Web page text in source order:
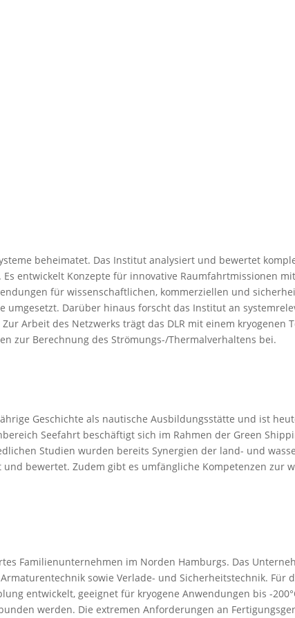
beheimatet. Das Institut analysiert und bewertet
entwickelt Konzepte für innovative Raumfahrtmissionen
für wissenschaftlichen, kommerziellen und
Darüber hinaus forscht das Institut an
Arbeit des Netzwerks trägt das DLR mit einem kryogenen
zur Berechnung des Strömungs-/Thermalverhaltens bei.
Geschichte als nautische Ausbildungsstätte und ist
Seefahrt beschäftigt sich im Rahmen der Green
Studien wurden bereits Synergien der land- und
bewertet. Zudem gibt es umfängliche Kompetenzen zur
Familienunternehmen im Norden Hamburgs. Das
sowie Verlade- und Sicherheitstechnik. Für
entwickelt, geeignet für kryogene Anwendungen bis -
werden. Die extremen Anforderungen an